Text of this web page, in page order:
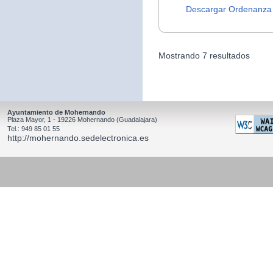
Descargar Ordenanza
Mostrando 7 resultados
Ayuntamiento de Mohernando
Plaza Mayor, 1 - 19226 Mohernando (Guadalajara)
Tel.: 949 85 01 55
http://mohernando.sedelectronica.es